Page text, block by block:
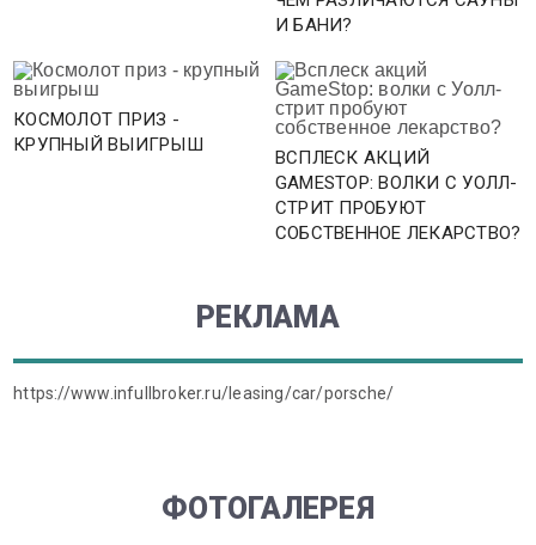
И БАНИ?
КОСМОЛОТ ПРИЗ -
КРУПНЫЙ ВЫИГРЫШ
ВСПЛЕСК АКЦИЙ
GAMESTOP: ВОЛКИ С УОЛЛ-
СТРИТ ПРОБУЮТ
СОБСТВЕННОЕ ЛЕКАРСТВО?
РЕКЛАМА
https://www.infullbroker.ru/leasing/car/porsche/
ФОТОГАЛЕРЕЯ